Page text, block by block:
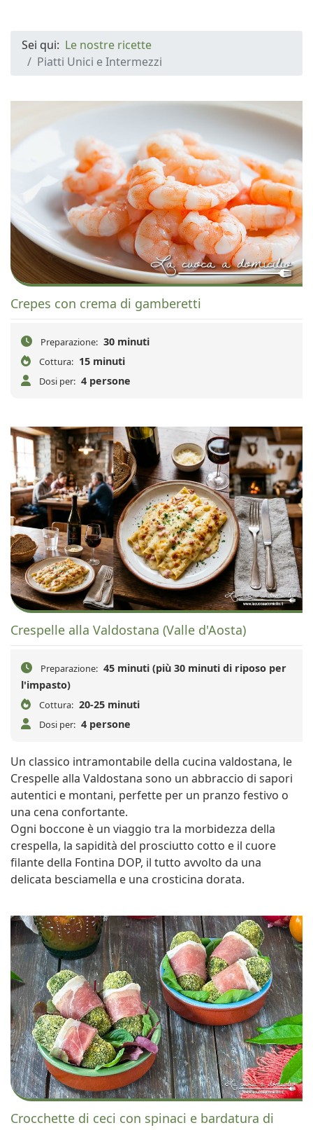
Sei qui: Le nostre ricette
Piatti Unici e Intermezzi
Crepes con crema di gamberetti
Preparazione: 30 minuti
Cottura: 15 minuti
Dosi per: 4 persone
Crespelle alla Valdostana (Valle d'Aosta)
Preparazione: 45 minuti (più 30 minuti di riposo per
l'impasto)
Cottura: 20-25 minuti
Dosi per: 4 persone
Un classico intramontabile della cucina valdostana, le
Crespelle alla Valdostana sono un abbraccio di sapori
autentici e montani, perfette per un pranzo festivo o
una cena confortante.
Ogni boccone è un viaggio tra la morbidezza della
crespella, la sapidità del prosciutto cotto e il cuore
filante della Fontina DOP, il tutto avvolto da una
delicata besciamella e una crosticina dorata.
Crocchette di ceci con spinaci e bardatura di